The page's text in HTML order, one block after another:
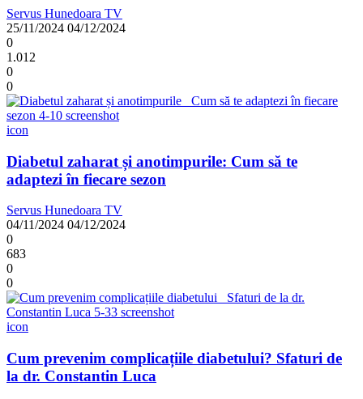
Servus Hunedoara TV
25/11/2024 04/12/2024
0
1.012
0
0
icon
Diabetul zaharat și anotimpurile: Cum să te
adaptezi în fiecare sezon
Servus Hunedoara TV
04/11/2024 04/12/2024
0
683
0
0
icon
Cum prevenim complicațiile diabetului? Sfaturi de
la dr. Constantin Luca